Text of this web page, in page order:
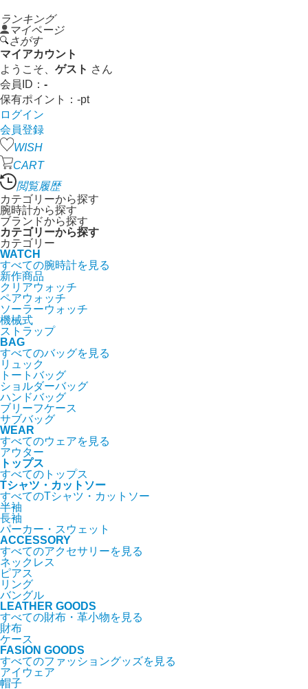
ランキング
マイページ
さがす
マイアカウント
ようこそ、 ゲスト さん
会員ID： -
保有ポイント： -pt
ログイン
会員登録
WISH
CART
閲覧履歴
カテゴリーから探す
腕時計から探す
ブランドから探す
カテゴリーから探す
カテゴリー
WATCH
すべての腕時計を見る
新作商品
クリアウォッチ
ペアウォッチ
ソーラーウォッチ
機械式
ストラップ
BAG
すべてのバッグを見る
リュック
トートバッグ
ショルダーバッグ
ハンドバッグ
ブリーフケース
サブバッグ
WEAR
すべてのウェアを見る
アウター
トップス
すべてのトップス
Tシャツ・カットソー
すべてのTシャツ・カットソー
半袖
長袖
パーカー・スウェット
ACCESSORY
すべてのアクセサリーを見る
ネックレス
ピアス
リング
バングル
LEATHER GOODS
すべての財布・革小物を見る
財布
ケース
FASION GOODS
すべてのファッショングッズを見る
アイウェア
帽子